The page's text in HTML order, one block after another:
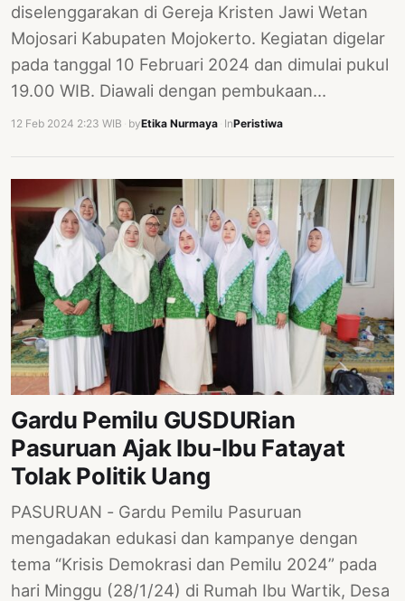
diselenggarakan di Gereja Kristen Jawi Wetan
Mojosari Kabupaten Mojokerto. Kegiatan digelar
pada tanggal 10 Februari 2024 dan dimulai pukul
19.00 WIB. Diawali dengan pembukaan…
12 Feb 2024 2:23 WIB byEtika Nurmaya InPeristiwa
Gardu Pemilu GUSDURian
Pasuruan Ajak Ibu-Ibu Fatayat
Tolak Politik Uang
PASURUAN - Gardu Pemilu Pasuruan
mengadakan edukasi dan kampanye dengan
tema “Krisis Demokrasi dan Pemilu 2024” pada
hari Minggu (28/1/24) di Rumah Ibu Wartik, Desa